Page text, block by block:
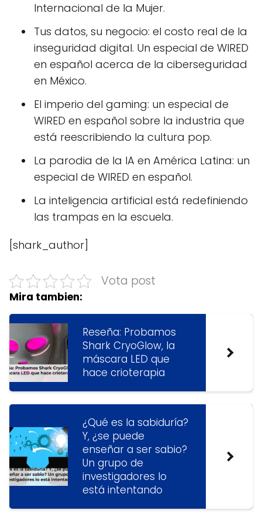
Internacional de la Mujer.
Tus datos, su negocio: el costo real de la
inseguridad digital. Un especial de WIRED
en español acerca de la ciberseguridad
en México.
El imperio del gaming: un especial de
WIRED en español sobre la industria que
está reescribiendo la cultura pop.
La parodia de la IA en América Latina: un
especial de WIRED en español.
La inteligencia artificial está redefiniendo
las trampas en la escuela.
[shark_author]
Vota post
Mira tambien:
Reseña: Probamos
Shark CryoGlow, la
máscara LED que
hace crioterapia
¿Qué es la sabiduría?
Y, ¿se puede
enseñar a ser sabio?
Un grupo de
investigadores lo
está intentando